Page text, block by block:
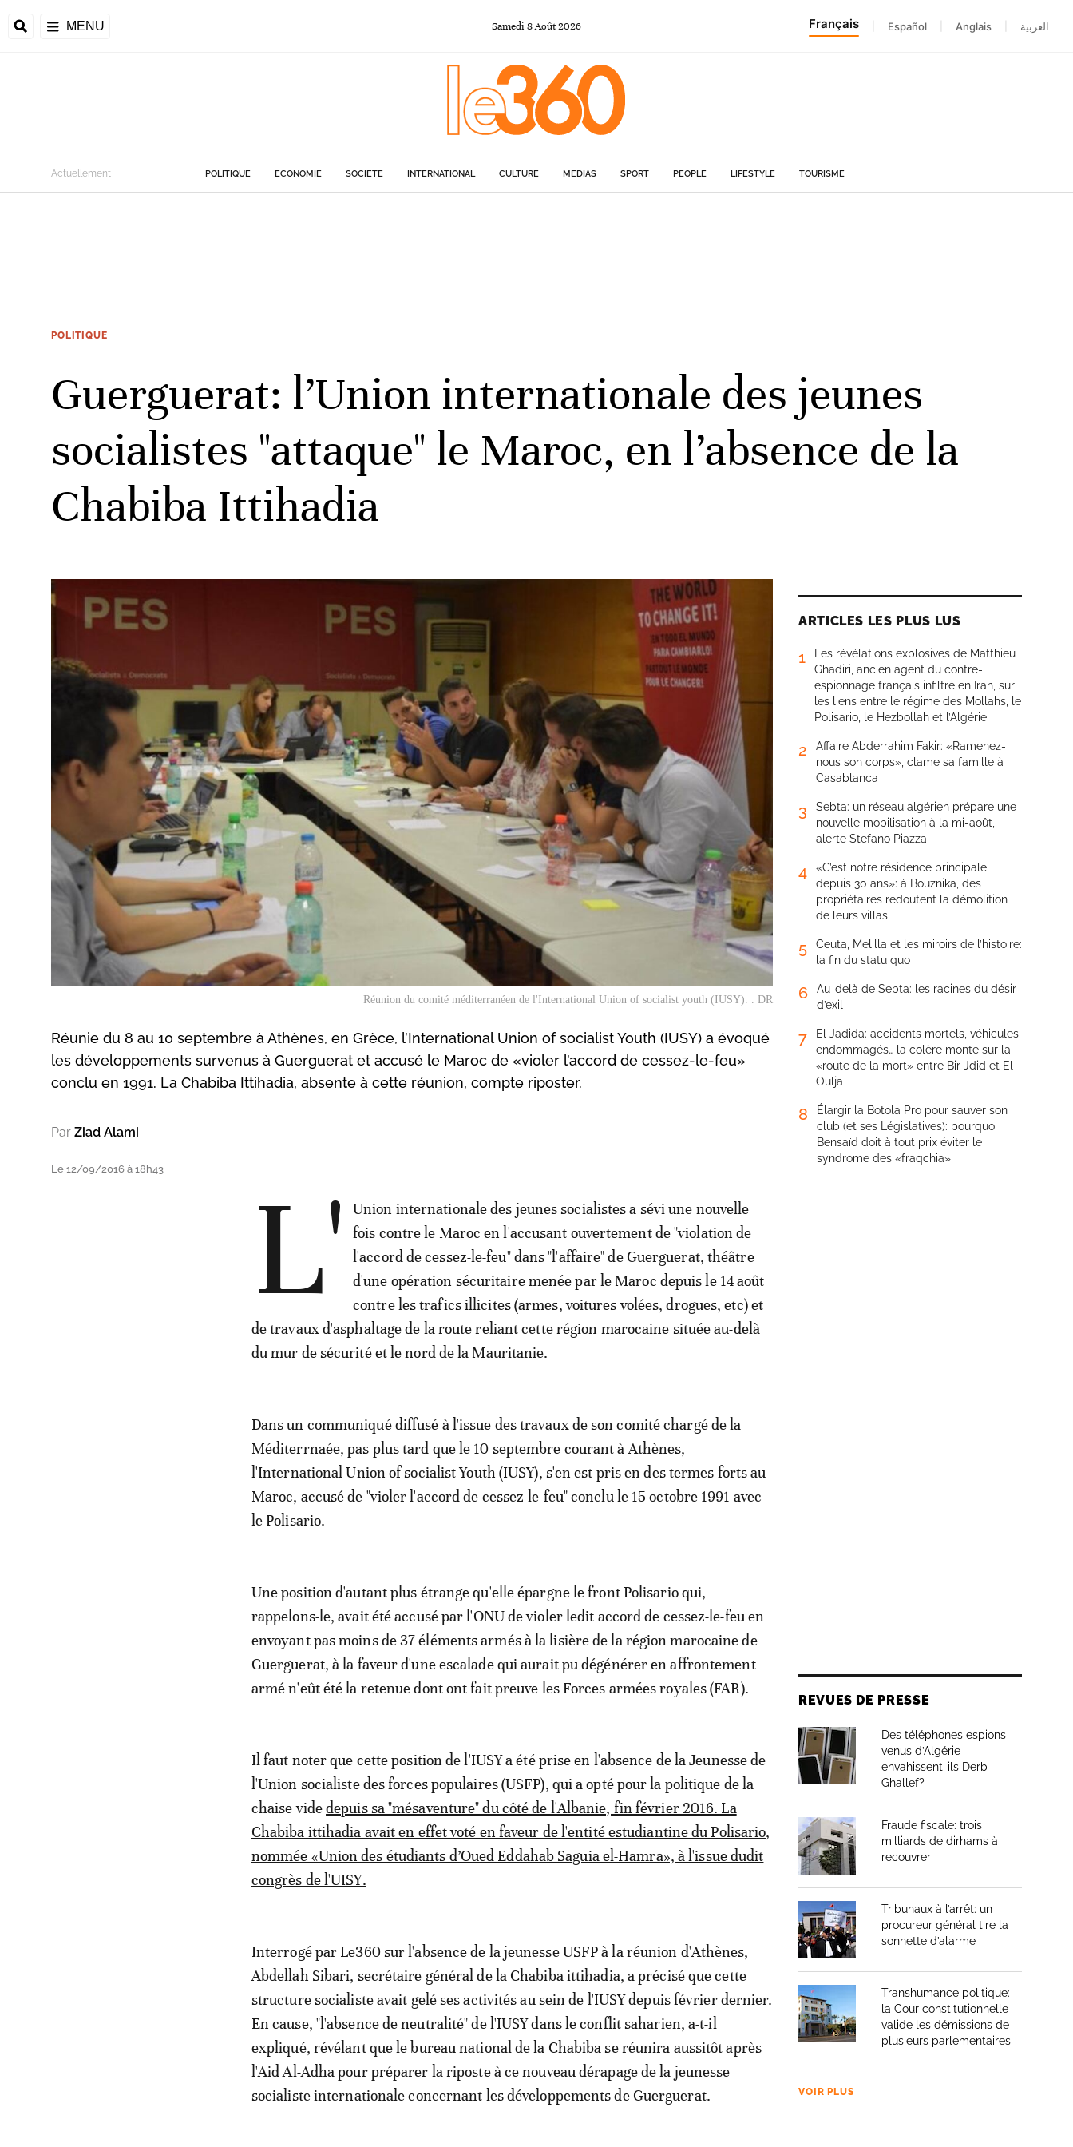
MENU Samedi 8Août2026 Français Español Anglais العربية
Actuellement POLITIQUE ECONOMIE SOCIÉTÉ INTERNATIONAL CULTURE MÉDIAS SPORT PEOPLE LIFESTYLE TOURISME
POLITIQUE
Guerguerat: l’Union internationale des jeunes
socialistes "attaque" le Maroc, en l’absence de la
Chabiba Ittihadia
Réunion du comité méditerranéen de l'International Union of socialist youth (IUSY). . DR
Réunie du 8 au 10 septembre à Athènes, en Grèce, l’International Union of socialist Youth (IUSY) a évoqué
les développements survenus à Guerguerat et accusé le Maroc de «violer l’accord de cessez-le-feu»
conclu en 1991. La Chabiba Ittihadia, absente à cette réunion, compte riposter.
Par Ziad Alami
Le 12/09/2016 à 18h43 L'
Union internationale des jeunes socialistes a sévi une nouvelle
fois contre le Maroc en l'accusant ouvertement de "violation de
l'accord de cessez-le-feu" dans "l'affaire" de Guerguerat, théâtre
d'une opération sécuritaire menée par le Maroc depuis le 14 août
contre les trafics illicites (armes, voitures volées, drogues, etc) et
de travaux d'asphaltage de la route reliant cette région marocaine située au-delà
du mur de sécurité et le nord de la Mauritanie.
Dans un communiqué diffusé à l'issue des travaux de son comité chargé de la
Méditerrnaée, pas plus tard que le 10 septembre courant à Athènes,
l'International Union of socialist Youth (IUSY), s'en est pris en des termes forts au
Maroc, accusé de "violer l'accord de cessez-le-feu" conclu le 15 octobre 1991 avec
le Polisario.
Une position d'autant plus étrange qu'elle épargne le front Polisario qui,
rappelons-le, avait été accusé par l'ONU de violer ledit accord de cessez-le-feu en
envoyant pas moins de 37 éléments armés à la lisière de la région marocaine de
Guerguerat, à la faveur d'une escalade qui aurait pu dégénérer en affrontement
armé n'eût été la retenue dont ont fait preuve les Forces armées royales (FAR).
Il faut noter que cette position de l'IUSY a été prise en l'absence de la Jeunesse de
l'Union socialiste des forces populaires (USFP), qui a opté pour la politique de la
chaise videdepuis sa "mésaventure" du côté de l'Albanie, fin février 2016. La
Chabiba ittihadia avait en effet voté en faveur de l'entité estudiantine du Polisario,
nommée «Union des étudiants d’Oued Eddahab Saguia el-Hamra», à l'issue dudit
congrès de l'UISY.
Interrogé par Le360 sur l'absence de la jeunesse USFP à la réunion d'Athènes,
Abdellah Sibari, secrétaire général de la Chabiba ittihadia, a précisé que cette
structure socialiste avait gelé ses activités au sein de l'IUSY depuis février dernier.
En cause, "l'absence de neutralité" de l'IUSY dans le conflit saharien, a-t-il
expliqué, révélant que le bureau national de la Chabiba se réunira aussitôt après
l'Aid Al-Adha pour préparer la riposte à ce nouveau dérapage de la jeunesse
socialiste internationale concernant les développements de Guerguerat.
ARTICLES LES PLUS LUS
1
Les révélations explosives de Matthieu
Ghadiri, ancien agent du contre-
espionnage français infiltré en Iran, sur
les liens entre le régime des Mollahs, le
Polisario, le Hezbollah et l’Algérie
2
Affaire Abderrahim Fakir: «Ramenez-
nous son corps», clame sa famille à
Casablanca
3
Sebta: un réseau algérien prépare une
nouvelle mobilisation à la mi-août,
alerte Stefano Piazza
4
«C’est notre résidence principale
depuis 30 ans»: à Bouznika, des
propriétaires redoutent la démolition
de leurs villas
5
Ceuta, Melilla et les miroirs de l’histoire:
la fin du statu quo
6
Au-delà de Sebta: les racines du désir
d’exil
7
El Jadida: accidents mortels, véhicules
endommagés… la colère monte sur la
«route de la mort» entre Bir Jdid et El
Oulja
8
Élargir la Botola Pro pour sauver son
club (et ses Législatives): pourquoi
Bensaïd doit à tout prix éviter le
syndrome des «fraqchia»
REVUES DE PRESSE
Des téléphones espions
venus d’Algérie
envahissent-ils Derb
Ghallef?
Fraude fiscale: trois
milliards de dirhams à
recouvrer
Tribunaux à l’arrêt: un
procureur général tire la
sonnette d’alarme
Transhumance politique:
la Cour constitutionnelle
valide les démissions de
plusieurs parlementaires
VOIR PLUS